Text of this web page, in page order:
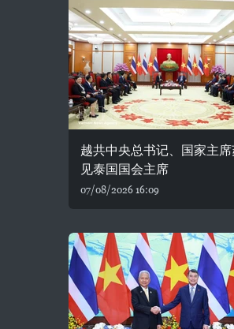
越共中央总书记、国家主
见泰国国会主席
07/08/2026 16:09